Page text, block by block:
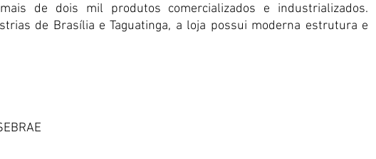
de dois mil produtos comercializados e industrializados.
de Brasília e Taguatinga, a loja possui moderna estrutura e